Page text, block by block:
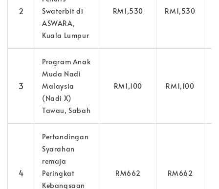
2
Swaterbit di
ASWARA,
Kuala Lumpur
RM1,530 RM1,530
3
Program Anak
Muda Nadi
Malaysia
(Nadi X)
Tawau, Sabah
RM1,100 RM1,100
4
Pertandingan
Syarahan
remaja
Peringkat
Kebangsaan
RM662 RM662